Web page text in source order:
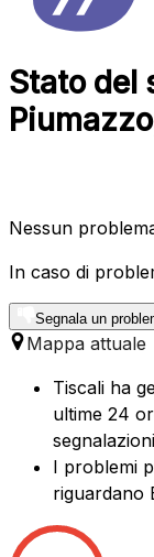
Stato del
Nessun
In caso di
Segnala un
Mappa attuale
Tiscali ha
ultime 24
I problemi
riguardano